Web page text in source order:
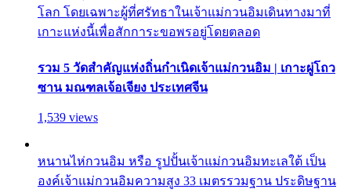
โลก โดยเฉพาะผู้ที่ศรัทธาในเจ้าแม่กวนอิมเดินทางมาที่
เกาะแห่งนี้เพื่อสักการะขอพรอยู่โดยตลอด
รวม 5 วัดสำคัญแห่งถิ่นกำเนิดเจ้าแม่กวนอิม | เกาะผู่โถว
ซาน มณฑลเจ้อเจียง ประเทศจีน
1,539 views
หนานไห่กวนอิม หรือ รูปปั้นเจ้าแม่กวนอิมทะเลใต้ เป็น
องค์เจ้าแม่กวนอิมความสูง 33 เมตรรวมฐาน ประดิษฐาน